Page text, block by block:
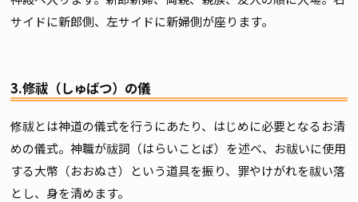
サイドに新郎側、左サイドに新婦側が座ります。
3.修祓（しゅばつ）の儀
修祓とは神道の儀式を行うにあたり、はじめに必要となるお清
めの儀式。神職が祓詞（はらいことば）を述べ、お祓いに使用
する大幣（おおぬさ）という道具を振り、罪やけがれを祓い落
とし、身を清めます。